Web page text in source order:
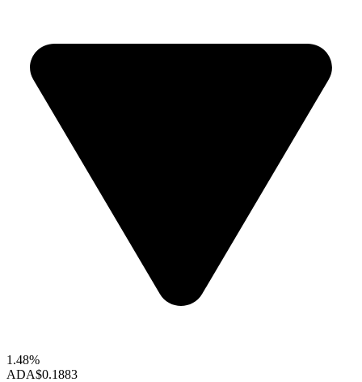
1.48%
ADA$0.1883